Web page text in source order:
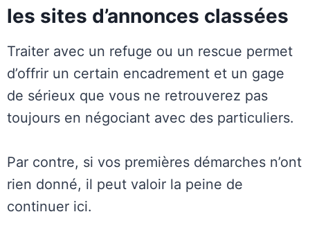
les sites d’annonces classées
Traiter avec un refuge ou un rescue permet
d’offrir un certain encadrement et un gage
de sérieux que vous ne retrouverez pas
toujours en négociant avec des particuliers.
Par contre, si vos premières démarches n’ont
rien donné, il peut valoir la peine de
continuer ici.